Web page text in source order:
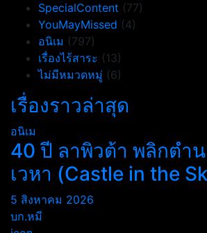
SpecialContent (77)
YouMayMissed (4)
อนิเม (797)
เรื่องไร้สาระ (13)
ไม่มีหมวดหมู่ (6)
เรื่องราวล่าสุด
อนิเม
40 ปี ลาพิวต้า พลิกตำ
เวหา (Castle in the
5 สิงหาคม 2026
บก.หมี